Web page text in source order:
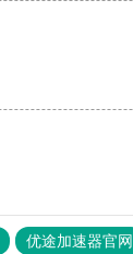
优途加速器官网